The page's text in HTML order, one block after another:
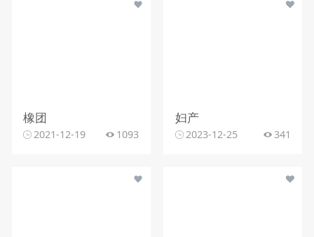
橡团
2021-12-19 1093
妇产
2023-12-25 341